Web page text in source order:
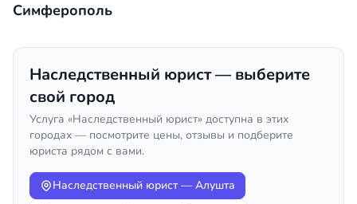
Симферополь
Наследственный юрист — выберите
свой город
Услуга «Наследственный юрист» доступна в этих
городах — посмотрите цены, отзывы и подберите
юриста рядом с вами.
Наследственный юрист — Алушта